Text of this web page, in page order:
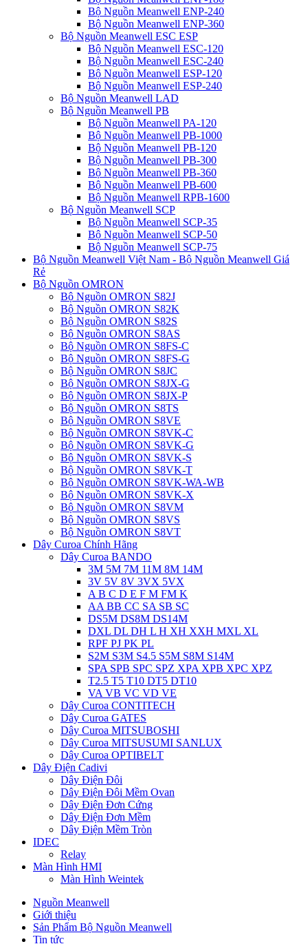
Bộ Nguồn Meanwell ENP-240
Bộ Nguồn Meanwell ENP-360
Bộ Nguồn Meanwell ESC ESP
Bộ Nguồn Meanwell ESC-120
Bộ Nguồn Meanwell ESC-240
Bộ Nguồn Meanwell ESP-120
Bộ Nguồn Meanwell ESP-240
Bộ Nguồn Meanwell LAD
Bộ Nguồn Meanwell PB
Bộ Nguồn Meanwell PA-120
Bộ Nguồn Meanwell PB-1000
Bộ Nguồn Meanwell PB-120
Bộ Nguồn Meanwell PB-300
Bộ Nguồn Meanwell PB-360
Bộ Nguồn Meanwell PB-600
Bộ Nguồn Meanwell RPB-1600
Bộ Nguồn Meanwell SCP
Bộ Nguồn Meanwell SCP-35
Bộ Nguồn Meanwell SCP-50
Bộ Nguồn Meanwell SCP-75
Bộ Nguồn Meanwell Việt Nam - Bộ Nguồn Meanwell Giá
Rẻ
Bộ Nguồn OMRON
Bộ Nguồn OMRON S82J
Bộ Nguồn OMRON S82K
Bộ Nguồn OMRON S82S
Bộ Nguồn OMRON S8AS
Bộ Nguồn OMRON S8FS-C
Bộ Nguồn OMRON S8FS-G
Bộ Nguồn OMRON S8JC
Bộ Nguồn OMRON S8JX-G
Bộ Nguồn OMRON S8JX-P
Bộ Nguồn OMRON S8TS
Bộ Nguồn OMRON S8VE
Bộ Nguồn OMRON S8VK-C
Bộ Nguồn OMRON S8VK-G
Bộ Nguồn OMRON S8VK-S
Bộ Nguồn OMRON S8VK-T
Bộ Nguồn OMRON S8VK-WA-WB
Bộ Nguồn OMRON S8VK-X
Bộ Nguồn OMRON S8VM
Bộ Nguồn OMRON S8VS
Bộ Nguồn OMRON S8VT
Dây Curoa Chính Hãng
Dây Curoa BANDO
3M 5M 7M 11M 8M 14M
3V 5V 8V 3VX 5VX
A B C D E F M FM K
AA BB CC SA SB SC
DS5M DS8M DS14M
DXL DL DH L H XH XXH MXL XL
RPF PJ PK PL
S2M S3M S4.5 S5M S8M S14M
SPA SPB SPC SPZ XPA XPB XPC XPZ
T2.5 T5 T10 DT5 DT10
VA VB VC VD VE
Dây Curoa CONTITECH
Dây Curoa GATES
Dây Curoa MITSUBOSHI
Dây Curoa MITSUSUMI SANLUX
Dây Curoa OPTIBELT
Dây Điện Cadivi
Dây Điện Đôi
Dây Điện Đôi Mềm Ovan
Dây Điện Đơn Cứng
Dây Điện Đơn Mềm
Dây Điện Mềm Tròn
IDEC
Relay
Màn Hình HMI
Màn Hình Weintek
Nguồn Meanwell
Giới thiệu
Sản Phẩm Bộ Nguồn Meanwell
Tin tức